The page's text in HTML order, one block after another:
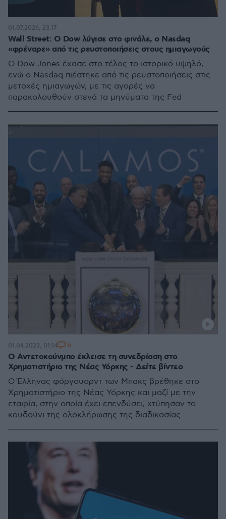
Wall Street: Ο Dow λύγισε στο φινάλε, ο Nasdaq
«φρέναρε» από τις ρευστοποιήσεις στους ημιαγωγούς
Ο Dow Jones έχασε στο τέλος το ιστορικό υψηλό,
ενώ ο Nasdaq πιέστηκε από τις ρευστοποιήσεις στις
μετοχές ημιαγωγών, με τις αγορές να
παρακολουθούν στενά τα μηνύματα της Fed
01.07.2026, 23:17
Ο Αντετοκούνμπο έκλεισε τη συνεδρίαση στo
Χρηματιστήριο της Νέας Υόρκης - Δείτε βίντεο
Ο Έλληνας φόργουορντ των Μπακς βρέθηκε στο
Χρηματιστήριο της Νέας Υόρκης και μαζί με την
εταιρία, στην οποία έχει επενδύσει, χτύπησαν το
κουδούνι της ολοκλήρωσης της διαδικασίας
01.04.2023, 01:14 6